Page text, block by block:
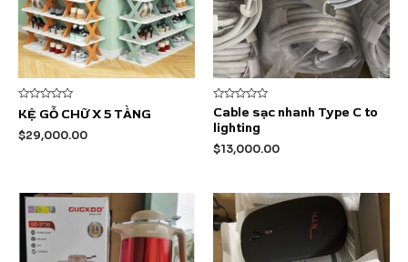
Được
xếp
hạng
0
KỆ GỖ CHỮ X 5 TẦNG
$29,000.00
Được
xếp
hạng
5
Cable sạc nhanh Type C to
lighting
$13,000.00